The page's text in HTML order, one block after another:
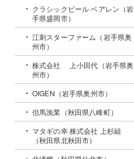
クラシックビール ベアレン（岩
手県盛岡市）
江刺スターファーム（岩手県奥
州市）
株式会社 上小田代（岩手県奥
州市）
OIGEN（岩手県奥州市）
但馬漁業（秋田県八峰町）
マタギの幸 株式会社 上杉組
（秋田県北秋田市）